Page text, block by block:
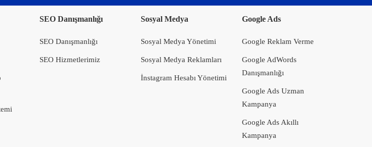
SEO Danışmanlığı
SEO Danışmanlığı
SEO Hizmetlerimiz
Sosyal Medya
Sosyal Medya Yönetimi
Sosyal Medya Reklamları
İnstagram Hesabı Yönetimi
Google Ads
Google Reklam Verme
Google AdWords
Danışmanlığı
Google Ads Uzman
Kampanya
Google Ads Akıllı
Kampanya